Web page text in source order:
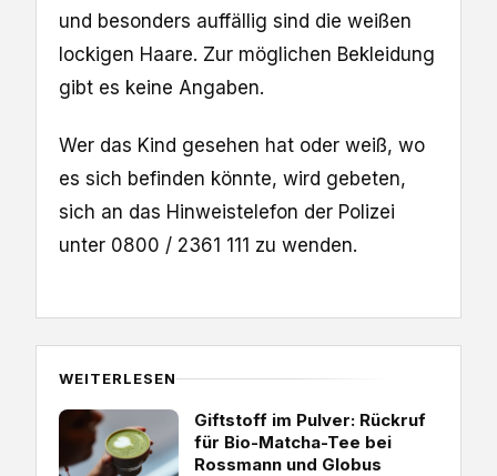
und besonders auffällig sind die weißen
lockigen Haare. Zur möglichen Bekleidung
gibt es keine Angaben.
Wer das Kind gesehen hat oder weiß, wo
es sich befinden könnte, wird gebeten,
sich an das Hinweistelefon der Polizei
unter 0800 / 2361 111 zu wenden.
WEITERLESEN
Giftstoff im Pulver: Rückruf
für Bio-Matcha-Tee bei
Rossmann und Globus